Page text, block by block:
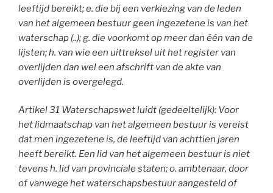
leeftijd bereikt; e. die bij een verkiezing van de leden
van het algemeen bestuur geen ingezetene is van het
waterschap (..); g. die voorkomt op meer dan één van de
lijsten; h. van wie een uittreksel uit het register van
overlijden dan wel een afschrift van de akte van
overlijden is overgelegd.
Artikel 31 Waterschapswet luidt (gedeeltelijk): Voor
het lidmaatschap van het algemeen bestuur is vereist
dat men ingezetene is, de leeftijd van achttien jaren
heeft bereikt. Een lid van het algemeen bestuur is niet
tevens h. lid van provinciale staten; o. ambtenaar, door
of vanwege het waterschapsbestuur aangesteld of